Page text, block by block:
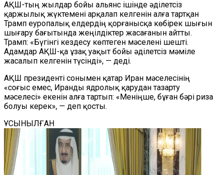
АҚШ-тың жылдар бойы альянс ішінде әділетсіз
қаржылық жүктемені арқалап келгенін алға тартқан
Трамп еуропалық елдердің қорғанысқа көбірек шығын
шығару бағытында жеңілдіктер жасағанын айтты.
Трамп: «Бүгінгі кездесу көптеген мәселені шешті.
Адамдар АҚШ-қа ұзақ уақыт бойы әділетсіз мәміле
жасалып келгенін түсінді», — деді.
АҚШ президенті сонымен қатар Иран мәселесінің
«соғыс емес, Иранды ядролық қарудан тазарту
мәселесі» екенін алға тартып: «Меніңше, бұған бәрі риза
болуы керек», — деп қосты.
ҰСЫНЫЛҒАН